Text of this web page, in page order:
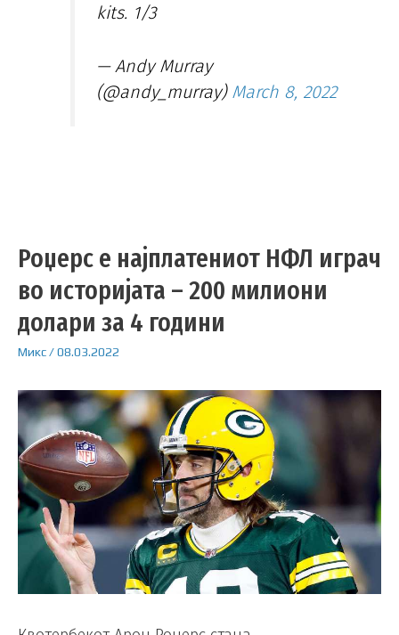
kits. 1/3
— Andy Murray
(@andy_murray) March 8, 2022
Роџерс е најплатениот НФЛ играч
во историјата – 200 милиони
долари за 4 години
Микс/08.03.2022